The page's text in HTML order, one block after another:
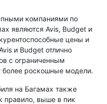
компаниями по
являются Avis, Budget и
цены и
и Budget отлично
с ограниченным
роскошные модели.
на Багамах также
правило, выше в пик